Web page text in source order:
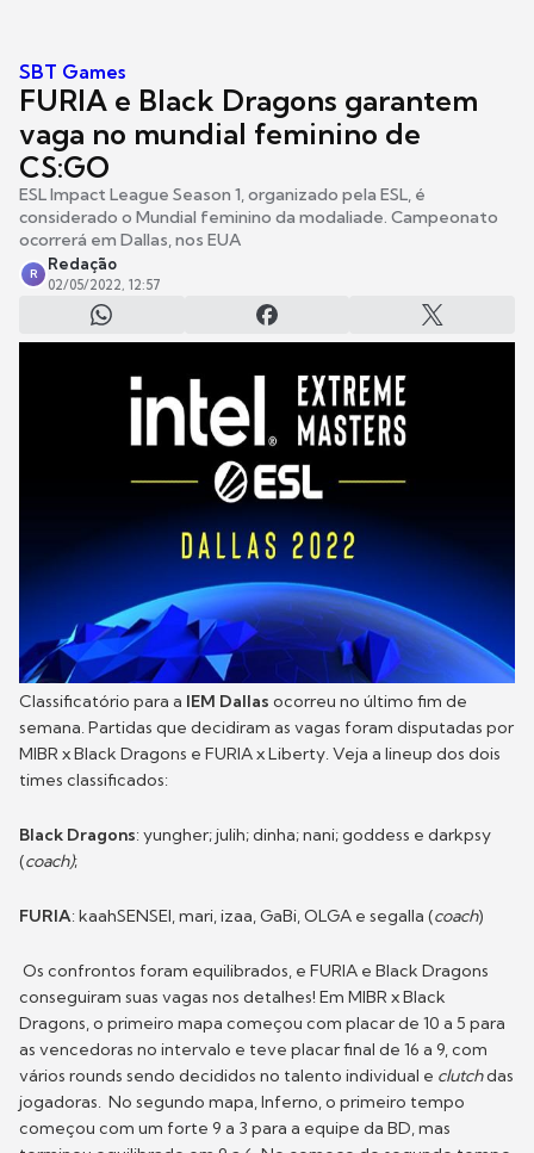
SBT Games
FURIA e Black Dragons garantem
vaga no mundial feminino de
CS:GO
ESL Impact League Season 1, organizado pela ESL, é
considerado o Mundial feminino da modaliade. Campeonato
ocorrerá em Dallas, nos EUA
R
Redação
02/05/2022, 12:57
Classificatório para a IEM Dallas ocorreu no último fim de
semana. Partidas que decidiram as vagas foram disputadas por
MIBR x Black Dragons e FURIA x Liberty. Veja a lineup dos dois
times classificados:
Black Dragons: yungher; julih; dinha; nani; goddess e darkpsy
(coach);
FURIA: kaahSENSEI, mari, izaa, GaBi, OLGA e segalla (coach)
Os confrontos foram equilibrados, e FURIA e Black Dragons
conseguiram suas vagas nos detalhes! Em MIBR x Black
Dragons, o primeiro mapa começou com placar de 10 a 5 para
as vencedoras no intervalo e teve placar final de 16 a 9, com
vários rounds sendo decididos no talento individual e clutchdas
jogadoras. No segundo mapa, Inferno, o primeiro tempo
começou com um forte 9 a 3 para a equipe da BD, mas